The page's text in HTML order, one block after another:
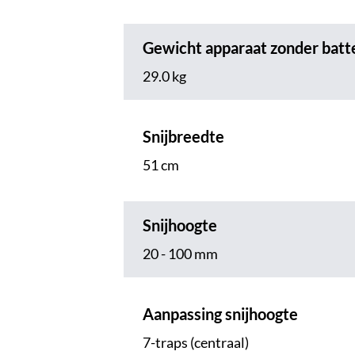
Gewicht apparaat zonder
29.0 kg
Snijbreedte
51 cm
Snijhoogte
20 - 100 mm
Aanpassing snijhoogte
7-traps (centraal)